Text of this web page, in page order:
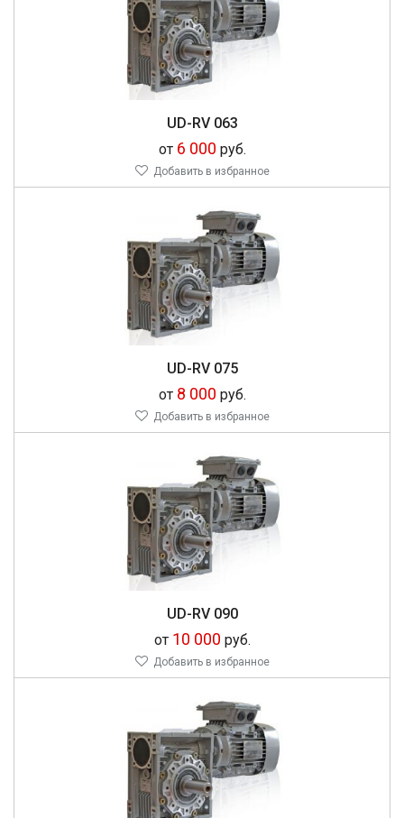
UD-RV 063
от 6 000 руб.
Добавить в избранное
UD-RV 075
от 8 000 руб.
Добавить в избранное
UD-RV 090
от 10 000 руб.
Добавить в избранное